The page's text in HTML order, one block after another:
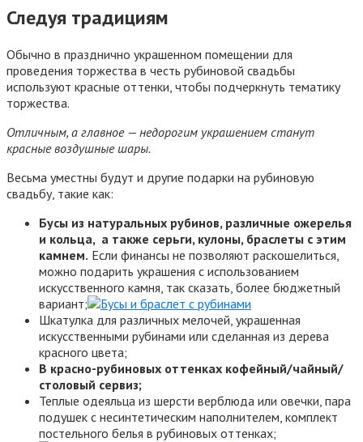
Следуя традициям
Обычно в празднично украшенном помещении для
проведения торжества в честь рубиновой свадьбы
используют красные оттенки, чтобы подчеркнуть тематику
торжества.
Отличным, а главное — недорогим украшением станут
красные воздушные шары.
Весьма уместны будут и другие подарки на рубиновую
свадьбу, такие как:
Бусы из натуральных рубинов, различные ожерелья
и кольца, а также серьги, кулоны, браслеты с этим
камнем. Если финансы не позволяют раскошелиться,
можно подарить украшения с использованием
искусственного камня, так сказать, более бюджетный
вариант;
Шкатулка для различных мелочей, украшенная
искусственными рубинами или сделанная из дерева
красного цвета;
В красно-рубиновых оттенках кофейный/чайный/
столовый сервиз;
Теплые одеяльца из шерсти верблюда или овечки, пара
подушек с несинтетическим наполнителем, комплект
постельного белья в рубиновых оттенках;